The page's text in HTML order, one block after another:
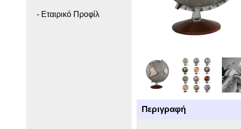
- Εταιρικό Προφίλ
Περιγραφή